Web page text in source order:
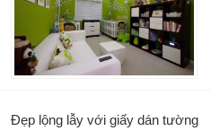
Đẹp lộng lẫy với giấy dán tường